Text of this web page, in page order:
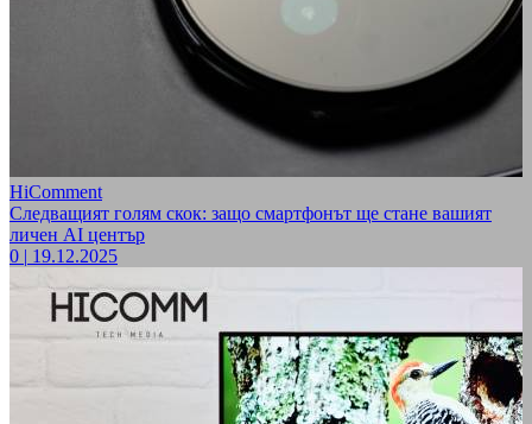
HiComment
Следващият голям скок: защо смартфонът ще стане вашият
личен AI център
0 | 19.12.2025